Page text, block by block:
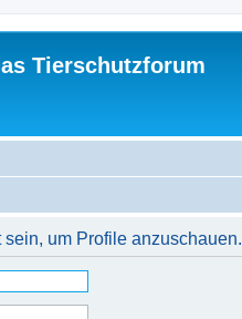
Tierschutzforum
um Profile anzuschauen.